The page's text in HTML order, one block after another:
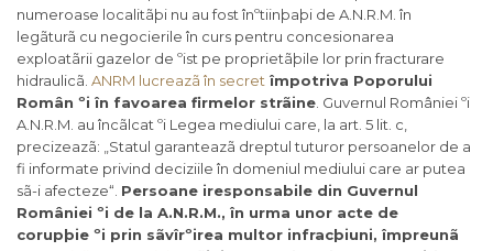
numeroase localitãþi nu au fost înºtiinþaþi de A.N.R.M. în
legãturã cu negocierile în curs pentru concesionarea
exploatãrii gazelor de ºist pe proprietãþile lor prin fracturare
hidraulicã. ANRM lucreazã în secret împotriva Poporului
Român ºi în favoarea firmelor strãine . Guvernul României ºi
A.N.R.M. au încãlcat ºi Legea mediului care, la art. 5 lit. c,
precizeazã: „Statul garanteazã dreptul tuturor persoanelor de a
fi informate privind deciziile în domeniul mediului care ar putea
sã-i afecteze“. Persoane iresponsabile din Guvernul
României ºi de la A.N.R.M., în urma unor acte de
corupþie ºi prin sãvîrºirea multor infracþiuni, împreunã